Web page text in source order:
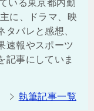
いる東京都内勤
に、ドラマ、映
バレと感想、
速報やスポーツ
記事にしていま
執筆記事一覧